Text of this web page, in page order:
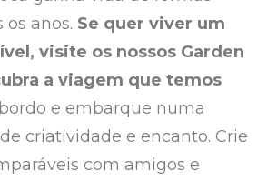
anos. Se quer viver um
visite os nossos Garden
a viagem que temos
e embarque numa
criatividade e encanto. Crie
com amigos e